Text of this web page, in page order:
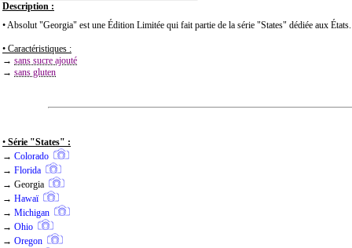
Description :
• Absolut "Georgia" est une Édition Limitée qui fait partie de la série "States" dédiée aux États.
• Caractéristiques :
→ sans sucre ajouté
→ sans gluten
• Série "States" :
→ Colorado
→ Florida
→ Georgia
→ Hawaï
→ Michigan
→ Ohio
→ Oregon